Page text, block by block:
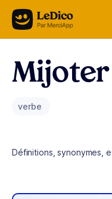
Aller au contenu
Mijoter
verbe
Définitions, synonymes,